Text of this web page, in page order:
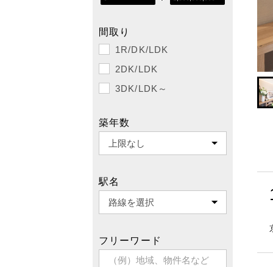
間取り
1R/DK/LDK
2DK/LDK
3DK/LDK～
築年数
駅名
フリーワード